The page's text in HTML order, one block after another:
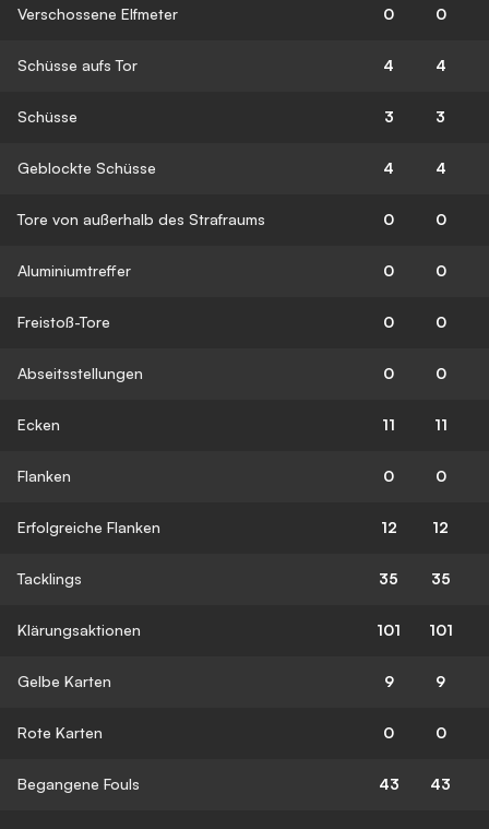
Verschossene Elfmeter 0 0
Schüsse aufs Tor 4 4
Schüsse 3 3
Geblockte Schüsse 4 4
Tore von außerhalb des Strafraums 0 0
Aluminiumtreffer 0 0
Freistoß-Tore 0 0
Abseitsstellungen 0 0
Ecken 11 11
Flanken 0 0
Erfolgreiche Flanken 12 12
Tacklings 35 35
Klärungsaktionen 101 101
Gelbe Karten 9 9
Rote Karten 0 0
Begangene Fouls 43 43